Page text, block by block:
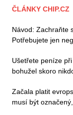
ČLÁNKY CHIP.CZ
Návod: Zachraňte
Potřebujete jen
Ušetřete peníze
bohužel skoro
Začala platit
musí být